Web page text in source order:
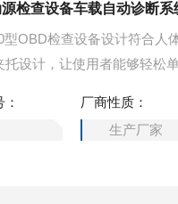
检查设备车载自动诊断
型OBD检查设备设计符合人
托设计，让使用者能够轻松
厂商性质：
生产厂家